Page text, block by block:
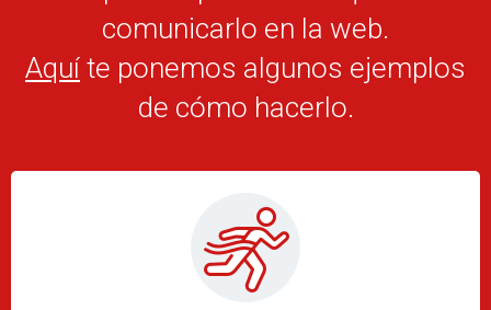
comunicarlo en la web.
Aquí te ponemos algunos ejemplos
de cómo hacerlo.